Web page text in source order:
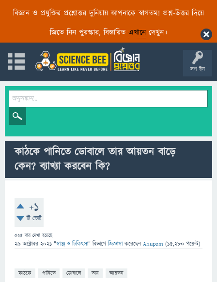
বিজ্ঞান ও প্রযুক্তির প্রশ্নোত্তর দুনিয়ায় আপনাকে স্বাগতম! প্রশ্ন-উত্তর দিয়ে
জিতে নিন পুরস্কার, বিস্তারিত এখানেদেখুন।
লগ ইন
কাঠকে পানিতে ডোবালে তার আয়তন বাড়ে
কেন? ব্যাখ্যা করবেন কি?
+1
টি ভোট
525 বার দেখা হয়েছে
29 অক্টোবর 2021 "স্বাস্থ্য ও চিকিৎসা" বিভাগে জিজ্ঞাসাকরেছেনAnupom (15,280 পয়েন্ট)
কাঠকে পানিতে ডোবালে তার আয়তন